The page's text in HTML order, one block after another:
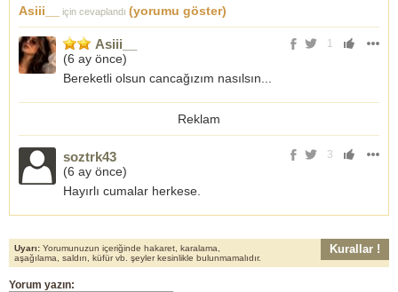
Asiii__
için cevaplandı (yorumu göster)
1
Asiii__
(6 ay önce)
Bereketli olsun cancağızım nasılsın...
Reklam
3
soztrk43
(6 ay önce)
Hayırlı cumalar herkese.
Uyarı: Yorumunuzun içeriğinde hakaret, karalama,
aşağılama, saldırı, küfür vb. şeyler kesinlikle bulunmamalıdır.
Kurallar !
Yorum yazın: